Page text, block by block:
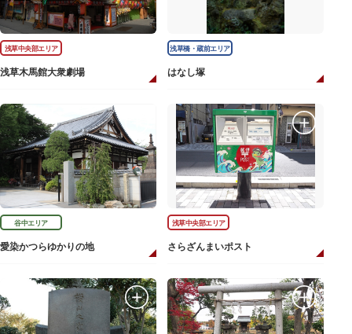
浅草中央部エリア
浅草木馬館大衆劇場
浅草橋・蔵前エリア
はなし塚
谷中エリア
愛染かつらゆかりの地
浅草中央部エリア
さらざんまいポスト